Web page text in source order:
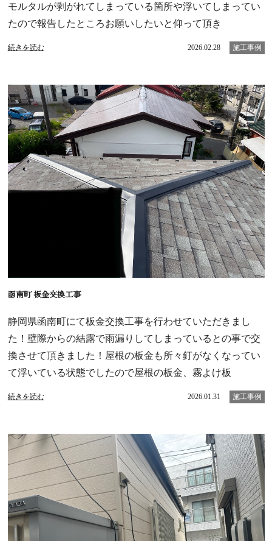
モルタルが剥がれてしまっている箇所や浮いてしまってい
たので報告したところお願いしたいと仰って頂き
続きを読む 2026.02.28 施工事例
函南町 板金交換工事
静岡県函南町にて板金交換工事を行わせていただきまし
た！壁際からの結露で雨漏りしてしまっているとの事で交
換させて頂きました！屋根の板金も所々釘がなくなってい
て浮いている状態でしたので屋根の板金、霧よけ板
続きを読む 2026.01.31 施工事例